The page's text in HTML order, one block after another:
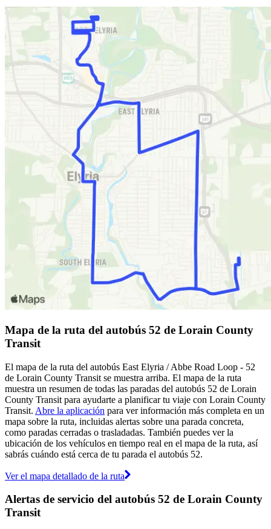
Mapa de la ruta del autobús 52 de Lorain County
Transit
El mapa de la ruta del autobús East Elyria / Abbe Road Loop - 52
de Lorain County Transit se muestra arriba. El mapa de la ruta
muestra un resumen de todas las paradas del autobús 52 de Lorain
County Transit para ayudarte a planificar tu viaje con Lorain County
Transit. Abre la aplicación para ver información más completa en un
mapa sobre la ruta, incluidas alertas sobre una parada concreta,
como paradas cerradas o trasladadas. También puedes ver la
ubicación de los vehículos en tiempo real en el mapa de la ruta, así
sabrás cuándo está cerca de tu parada el autobús 52.
Ver el mapa detallado de la ruta
Alertas de servicio del autobús 52 de Lorain County
Transit